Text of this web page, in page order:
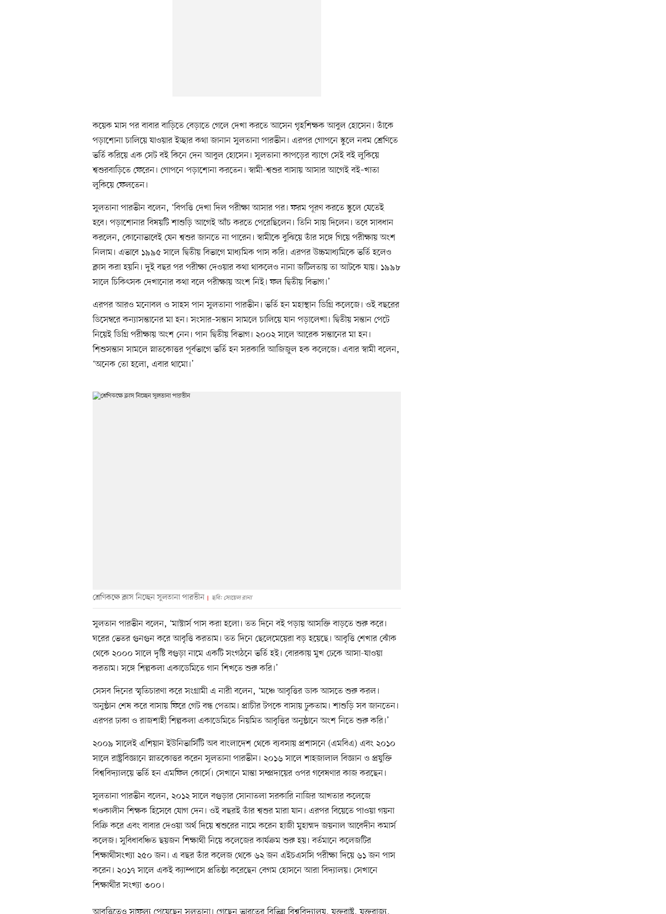
কয়েক মাস পর বাবার বাড়িতে বেড়াতে গেলে দেখা করতে আসেন গৃহশিক্ষক আবুল হোসেন। তাঁকে
পড়াশোনা চালিয়ে যাওয়ার ইচ্ছার কথা জানান সুলতানা পারভীন। এরপর গোপনে স্কুলে নবম শ্রেণিতে
ভর্তি করিয়ে এক সেট বই কিনে দেন আবুল হোসেন। সুলতানা কাপড়ের ব্যাগে সেই বই লুকিয়ে
শ্বশুরবাড়িতে ফেরেন। গোপনে পড়াশোনা করতেন। স্বামী-শ্বশুর বাসায় আসার আগেই বই–খাতা
লুকিয়ে ফেলতেন।
সুলতানা পারভীন বলেন, ‘বিপত্তি দেখা দিল পরীক্ষা আসার পর। ফরম পূরণ করতে স্কুলে যেতেই
হবে। পড়াশোনার বিষয়টি শাশুড়ি আগেই আঁচ করতে পেরেছিলেন। তিনি সায় দিলেন। তবে সাবধান
করলেন, কোনোভাবেই যেন শ্বশুর জানতে না পারেন। স্বামীকে বুঝিয়ে তাঁর সঙ্গে গিয়ে পরীক্ষায় অংশ
নিলাম। এভাবে ১৯৯৫ সালে দ্বিতীয় বিভাগে মাধ্যমিক পাস করি। এরপর উচ্চমাধ্যমিকে ভর্তি হলেও
ক্লাস করা হয়নি। দুই বছর পর পরীক্ষা দেওয়ার কথা থাকলেও নানা জটিলতায় তা আটকে যায়। ১৯৯৮
সালে চিকিৎসক দেখানোর কথা বলে পরীক্ষায় অংশ নিই। ফল দ্বিতীয় বিভাগ।’
এরপর আরও মনোবল ও সাহস পান সুলতানা পারভীন। ভর্তি হন মহাস্থান ডিগ্রি কলেজে। ওই বছরের
ডিসেম্বরে কন্যাসন্তানের মা হন। সংসার–সন্তান সামলে চালিয়ে যান পড়ালেখা। দ্বিতীয় সন্তান পেটে
নিয়েই ডিগ্রি পরীক্ষায় অংশ নেন। পান দ্বিতীয় বিভাগ। ২০০২ সালে আরেক সন্তানের মা হন।
শিশুসন্তান সামলে স্নাতকোত্তর পূর্বভাগে ভর্তি হন সরকারি আজিজুল হক কলেজে। এবার স্বামী বলেন,
‘অনেক তো হলো, এবার থামো।’
শ্রেণিকক্ষে ক্লাস নিচ্ছেন সুলতানা পারভীন ছবি: সোয়েল রানা
সুলতান পারভীন বলেন, ‘মাস্টার্স পাস করা হলো। তত দিনে বই পড়ায় আসক্তি বাড়তে শুরু করে।
ঘরের ভেতর গুনগুন করে আবৃত্তি করতাম। তত দিনে ছেলেমেয়েরা বড় হয়েছে। আবৃত্তি শেখার ঝোঁক
থেকে ২০০০ সালে দৃষ্টি বগুড়া নামে একটি সংগঠনে ভর্তি হই। বোরকায় মুখ ঢেকে আসা-যাওয়া
করতাম। সঙ্গে শিল্পকলা একাডেমিতে গান শিখতে শুরু করি।’
সেসব দিনের স্মৃতিচারণা করে সংগ্রামী এ নারী বলেন, ‘মঞ্চে আবৃত্তির ডাক আসতে শুরু করল।
অনুষ্ঠান শেষ করে বাসায় ফিরে গেট বন্ধ পেতাম। প্রাচীর টপকে বাসায় ঢুকতাম। শাশুড়ি সব জানতেন।
এরপর ঢাকা ও রাজশাহী শিল্পকলা একাডেমিতে নিয়মিত আবৃত্তির অনুষ্ঠানে অংশ নিতে শুরু করি।’
২০০৯ সালেই এশিয়ান ইউনিভার্সিটি অব বাংলাদেশ থেকে ব্যবসায় প্রশাসনে (এমবিএ) এবং ২০১০
সালে রাষ্ট্রবিজ্ঞানে স্নাতকোত্তর করেন সুলতানা পারভীন। ২০১৬ সালে শাহজালাল বিজ্ঞান ও প্রযুক্তি
বিশ্ববিদ্যালয়ে ভর্তি হন এমফিল কোর্সে। সেখানে মান্তা সম্প্রদায়ের ওপর গবেষণার কাজ করছেন।
সুলতানা পারভীন বলেন, ২০১২ সালে বগুড়ার সোনাতলা সরকারি নাজির আখতার কলেজে
খণ্ডকালীন শিক্ষক হিসেবে যোগ দেন। ওই বছরই তাঁর শ্বশুর মারা যান। এরপর বিয়েতে পাওয়া গয়না
বিক্রি করে এবং বাবার দেওয়া অর্থ দিয়ে শ্বশুরের নামে করেন হাজী মুহাম্মদ জয়নাল আবেদীন কমার্স
কলেজ। সুবিধাবঞ্চিত ছয়জন শিক্ষার্থী নিয়ে কলেজের কার্যক্রম শুরু হয়। বর্তমানে কলেজটির
শিক্ষার্থীসংখ্যা ২৫০ জন। এ বছর তাঁর কলেজ থেকে ৬২ জন এইচএসসি পরীক্ষা দিয়ে ৬১ জন পাস
করেন। ২০১৭ সালে একই ক্যাম্পাসে প্রতিষ্ঠা করেছেন বেগম হোসনে আরা বিদ্যালয়। সেখানে
শিক্ষার্থীর সংখ্যা ৩০০।